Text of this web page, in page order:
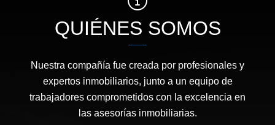
QUIÉNES SOMOS
Nuestra compañía fue creada por profesionales y
expertos inmobiliarios, junto a un equipo de
trabajadores comprometidos con la excelencia en
las asesorías inmobiliarias.